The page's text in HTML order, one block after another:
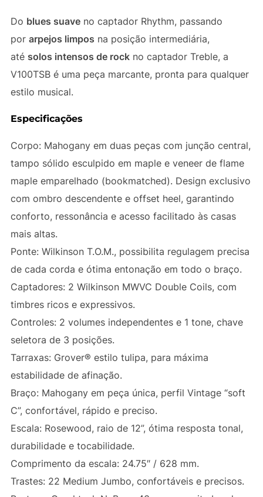
Do blues suaveno captador Rhythm, passando
por arpejos limpos na posição intermediária,
até solos intensos de rockno captador Treble, a
V100TSB é uma peça marcante, pronta para qualquer
estilo musical.
Especificações
Corpo: Mahogany em duas peças com junção central,
tampo sólido esculpido em maple e veneer de flame
maple emparelhado (bookmatched). Design exclusivo
com ombro descendente e offset heel, garantindo
conforto, ressonância e acesso facilitado às casas
mais altas.
Ponte: Wilkinson T.O.M., possibilita regulagem precisa
de cada corda e ótima entonação em todo o braço.
Captadores: 2 Wilkinson MWVC Double Coils, com
timbres ricos e expressivos.
Controles: 2 volumes independentes e 1 tone, chave
seletora de 3 posições.
Tarraxas: Grover® estilo tulipa, para máxima
estabilidade de afinação.
Braço: Mahogany em peça única, perfil Vintage “soft
C”, confortável, rápido e preciso.
Escala: Rosewood, raio de 12”, ótima resposta tonal,
durabilidade e tocabilidade.
Comprimento da escala: 24.75″ / 628 mm.
Trastes: 22 Medium Jumbo, confortáveis e precisos.